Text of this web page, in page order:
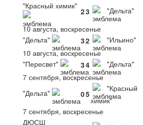
"Красный химик"
23 "Дельта"
10 августа, воскресенье
"Дельта"
32 "Ильино"
10 августа, воскресенье
"Пересвет"
34 "Дельта"
7 сентября, воскресенье
"Дельта"
05
"Красный
химик"
7 сентября, воскресенье
ДЮСШ